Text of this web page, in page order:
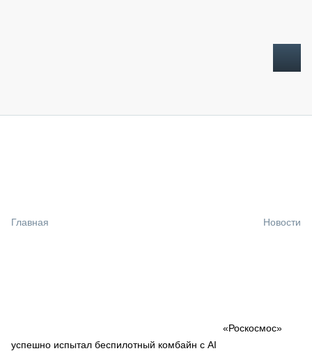
СПЕЦПРОЕКТЫ
Главная Новости
«Роскосмос»
успешно испытал беспилотный комбайн с AI